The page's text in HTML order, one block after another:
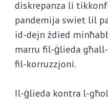
diskrepanza li
pandemija swiet lil
id-dejn żdied
marru fil-ġlieda
fil-korruzzjoni.
Il-ġlieda kontra l-